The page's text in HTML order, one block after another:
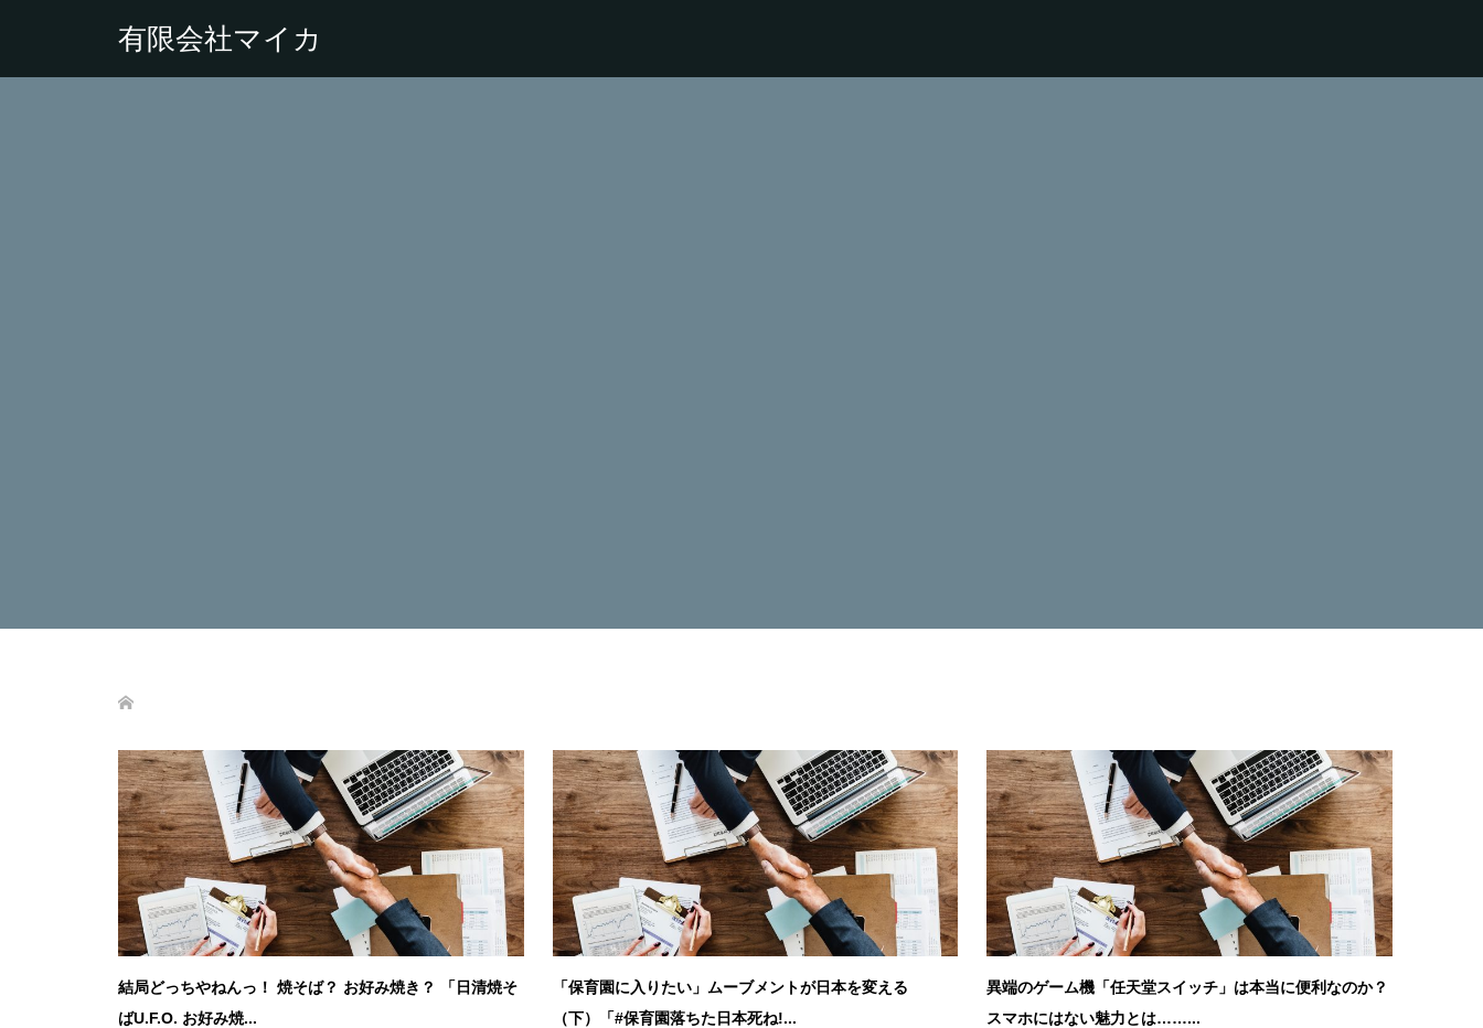
有限会社マイカ
結局どっちやねんっ！ 焼そば？ お好み焼き？ 「日清焼そ
ばU.F.O. お好み焼...
「保育園に入りたい」ムーブメントが日本を変える
（下）「#保育園落ちた日本死ね!...
異端のゲーム機「任天堂スイッチ」は本当に便利なのか？
スマホにはない魅力とは……...